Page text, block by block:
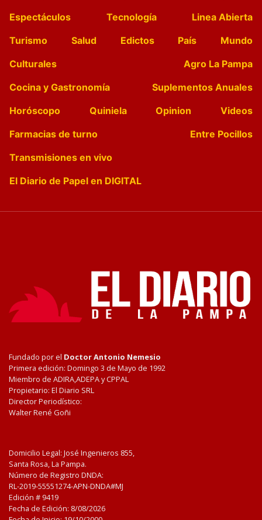
Espectáculos
Tecnología
Linea Abierta
Turismo
Salud Edictos País
Mundo
Culturales
Agro La Pampa
Cocina y Gastronomía
Suplementos Anuales
Horóscopo
Quiniela Opinion
Videos
Farmacias de turno
Entre Pocillos
Transmisiones en vivo
El Diario de Papel en DIGITAL
Fundado por el Doctor Antonio Nemesio
Primera edición: Domingo 3 de Mayo de 1992
Miembro de ADIRA,ADEPA y CPPAL
Propietario: El Diario SRL
Director Periodístico:
Walter René Goñi
Domicilio Legal: José Ingenieros 855,
Santa Rosa, La Pampa.
Número de Registro DNDA:
RL-2019-55551274-APN-DNDA#MJ
Edición # 9419
Fecha de Edición: 8/08/2026